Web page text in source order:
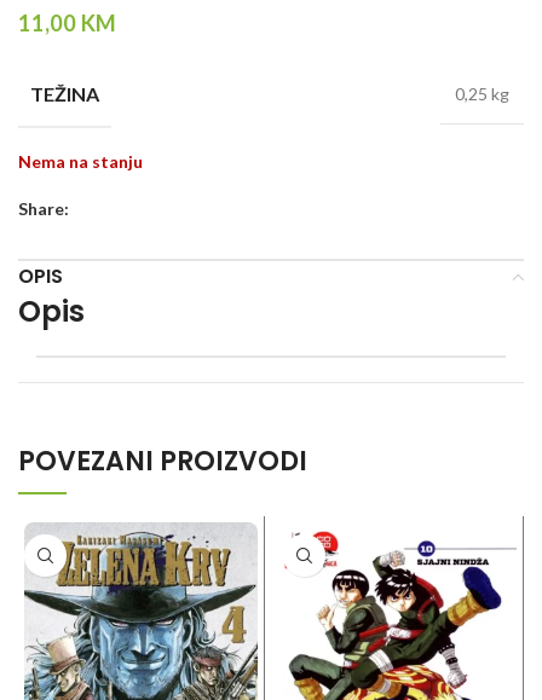
11,00 KM
TEŽINA 0,25 kg
Nema na stanju
Share:
OPIS
Opis
POVEZANI PROIZVODI